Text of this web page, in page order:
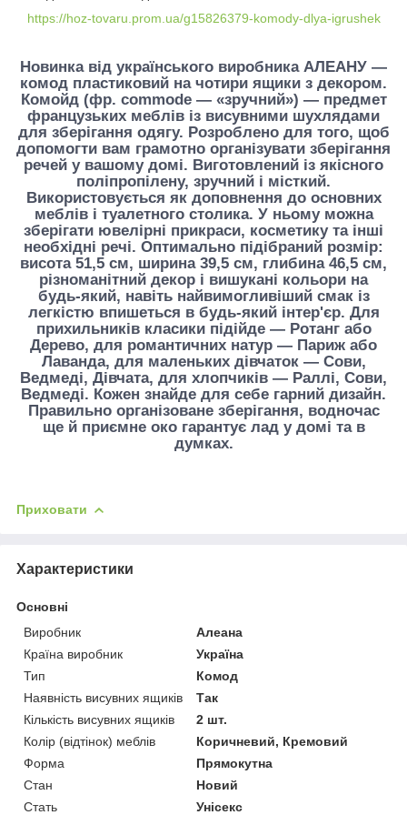
https://hoz-tovaru.prom.ua/g15826379-komody-dlya-igrushek
Новинка від українського виробника АЛЕАНУ —
комод пластиковий на чотири ящики з декором.
Комойд (фр. commode — «зручний») — предмет
французьких меблів із висувними шухлядами
для зберігання одягу. Розроблено для того, щоб
допомогти вам грамотно організувати зберігання
речей у вашому домі. Виготовлений із якісного
поліпропілену, зручний і місткий.
Використовується як доповнення до основних
меблів і туалетного столика. У ньому можна
зберігати ювелірні прикраси, косметику та інші
необхідні речі. Оптимально підібраний розмір:
висота 51,5 см, ширина 39,5 см, глибина 46,5 см,
різноманітний декор і вишукані кольори на
будь-який, навіть найвимогливіший смак із
легкістю впишеться в будь-який інтер'єр. Для
прихильників класики підійде — Ротанг або
Дерево, для романтичних натур — Париж або
Лаванда, для маленьких дівчаток — Сови,
Ведмеді, Дівчата, для хлопчиків — Раллі, Сови,
Ведмеді. Кожен знайде для себе гарний дизайн.
Правильно організоване зберігання, водночас
ще й приємне око гарантує лад у домі та в
думках.
Приховати
Характеристики
Основні
Виробник
Алеана
Країна виробник
Україна
Тип
Комод
Наявність висувних ящиків
Так
Кількість висувних ящиків
2 шт.
Колір (відтінок) меблів
Коричневий, Кремовий
Форма
Прямокутна
Стан
Новий
Стать
Унісекс